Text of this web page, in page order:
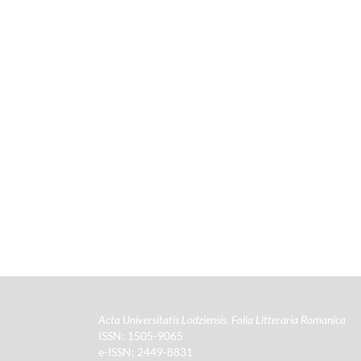
Acta Universitatis Lodziensis. Folia Litteraria Romanica
ISSN: 1505-9065
e-ISSN: 2449-8831